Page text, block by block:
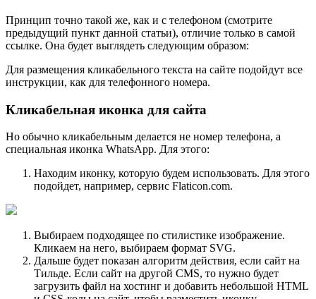
Принцип точно такой же, как и с телефоном (смотрите
предыдущий пункт данной статьи), отличие только в самой
ссылке. Она будет выглядеть следующим образом:
Для размещения кликабельного текста на сайте подойдут все
инструкции, как для телефонного номера.
Кликабельная иконка для сайта
Но обычно кликабельным делается не номер телефона, а
специальная иконка WhatsApp. Для этого:
Находим иконку, которую будем использовать. Для этого
подойдет, например, сервис Flaticon.com.
Выбираем подходящее по стилистике изображение.
Кликаем на него, выбираем формат SVG.
Дальше будет показан алгоритм действия, если сайт на
Тильде. Если сайт на другой CMS, то нужно будет
загрузить файл на хостинг и добавить небольшой HTML